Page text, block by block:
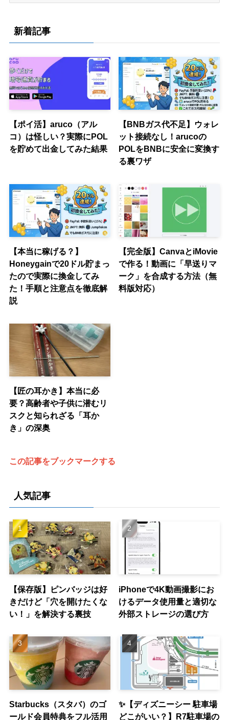
リ
ー
新着記事
【ポイ活】aruco（アル
コ）は怪しい？実際にPOL
を貯めて出金してみた結果
【BNBガス代不足】ウォレ
ット接続なし！arucoの
POLをBNBに安全に変換す
る裏ワザ
【本当に稼げる？】
Honeygainで20ドル貯まっ
たので実際に換金してみ
た！手順と注意点を徹底解
説
【完全版】CanvaとiMovie
で作る！動画に「早送りマ
ーク」を合成する方法（無
料版対応）
【匠の耳かき】本当に必
要？高齢者や子供に潜むリ
スクと知られざる「耳か
き」の深奥
この記事をブックマークする
人気記事
【保存版】ピンバッジは好
きだけど「穴を開けたくな
い！」を解決する裏技
iPhoneで4K動画撮影にお
けるデータ使用量と適切な
外部ストレージの選び方
Starbucks（スタバ）のゴ
ールド会員特典をフル活用
✨【ディズニーシー 駐車場
どこがいい？】R7駐車場の